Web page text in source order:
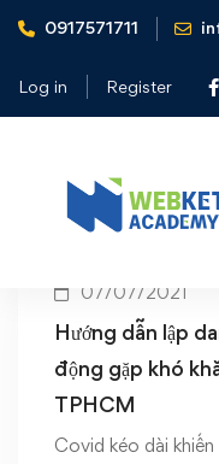
0917571711
Log in Register
Home hỗ trợ người
Tag: hỗ
07/07/2021
Hướng dẫn lập
động gặp khó
TPHCM
Covid kéo dài